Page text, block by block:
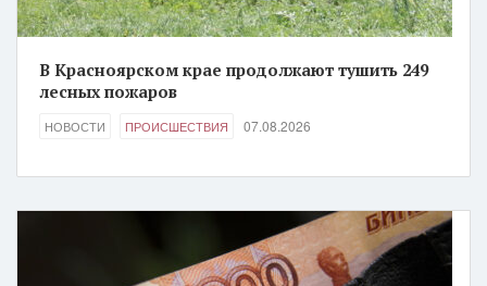
В Красноярском крае продолжают тушить 249
лесных пожаров
НОВОСТИ ПРОИСШЕСТВИЯ 07.08.2026